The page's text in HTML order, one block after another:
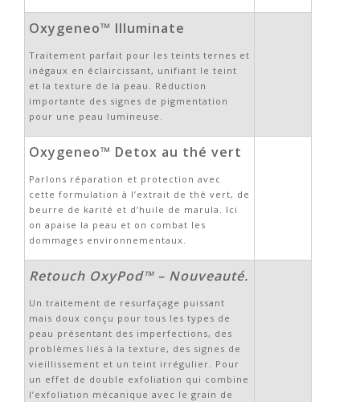
Oxygeneo™ Illuminate
Traitement parfait pour les teints ternes et
inégaux en éclaircissant, unifiant le teint
et la texture de la peau. Réduction
importante des signes de pigmentation
pour une peau lumineuse.
Oxygeneo™ Detox au thé vert
Parlons réparation et protection avec
cette formulation à l’extrait de thé vert, de
beurre de karité et d’huile de marula. Ici
on apaise la peau et on combat les
dommages environnementaux.
Retouch OxyPod™ – Nouveauté.
Un traitement de resurfaçage puissant
mais doux conçu pour tous les types de
peau présentant des imperfections, des
problèmes liés à la texture, des signes de
vieillissement et un teint irrégulier. Pour
un effet de double exfoliation qui combine
l’exfoliation mécanique avec le grain de